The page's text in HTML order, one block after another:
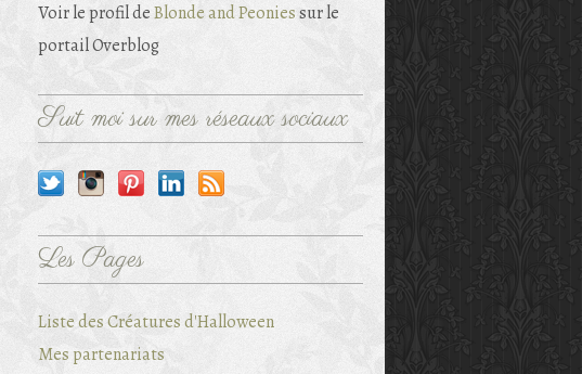
Voir le profil deBlonde and Peoniessur le
portail Overblog
Suit moi sur mes réseaux sociaux
Les Pages
Liste des Créatures d'Halloween
Mes partenariats